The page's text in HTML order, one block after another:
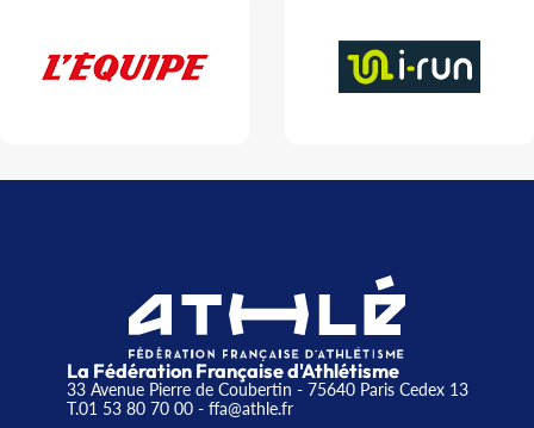
La Fédération Française d'Athlétisme
33 Avenue Pierre de Coubertin - 75640 Paris Cedex 13
T.01 53 80 70 00- ffa@athle.fr